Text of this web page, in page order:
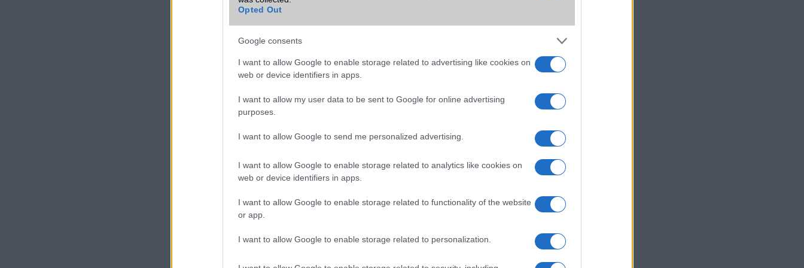
Opted Out
Google consents
I want to allow Google to enable storage related to advertising like cookies on
web or device identifiers in apps.
I want to allow my user data to be sent to Google for online advertising
purposes.
I want to allow Google to send me personalized advertising.
I want to allow Google to enable storage related to analytics like cookies on
web or device identifiers in apps.
I want to allow Google to enable storage related to functionality of the website
or app.
I want to allow Google to enable storage related to personalization.
Wi-Fi Direct Van
Wi-Fi HotSpot Van
TV/USB kapcsolat 2,x Type-C
BDS (Kína), Galileo (EU)
AKKUMULÁTOR